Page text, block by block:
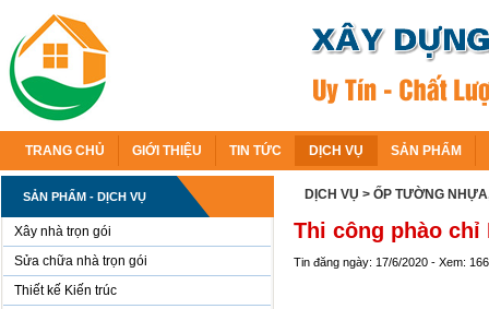
TRANG CHỦ GIỚI THIỆU TIN TỨC DỊCH VỤ SẢN PHẨM
SẢN PHẨM - DỊCH VỤ
Xây nhà trọn gói
Sửa chữa nhà trọn gói
Thiết kế Kiến trúc
DỊCH VỤ > ỐP TƯỜNG
Thi công phào chỉ
Tin đăng ngày: 17/6/2020 - Xem: